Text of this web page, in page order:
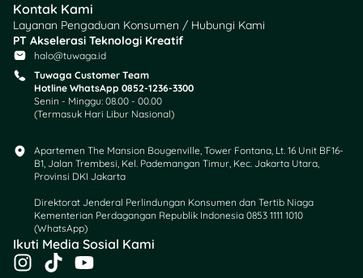
Telat bayar pajak motor
bisa bikin dompet bocor
karena denda PKB dan
SWDKLLJ. Untungnya,
solusi digital seperti Samsat
Online atau autodebet bikin
gampang dan tepat waktu.
Masih bingung soal
keuangan atau pajak? Cek
Tuwaga—platform edukasi
keuangan yang bantu
kamu atur keuangan
Kontak Kami
Layanan Pengaduan Konsumen / Hubungi Kami
PT Akselerasi Teknologi Kreatif
halo@tuwaga.id
Tuwaga Customer Team
Hotline WhatsApp 0852-1236-3300
Senin - Minggu: 08.00 - 00.00
(Termasuk Hari Libur Nasional)
Apartemen The Mansion Bougenville, Tower Fontana, Lt. 16 Unit BF16-
B1, Jalan Trembesi, Kel. Pademangan Timur, Kec. Jakarta Utara,
Provinsi DKI Jakarta
Direktorat Jenderal Perlindungan Konsumen dan Tertib Niaga
Kementerian Perdagangan Republik Indonesia 0853 1111 1010
(WhatsApp)​
Ikuti Media Sosial Kami
I
T
Y